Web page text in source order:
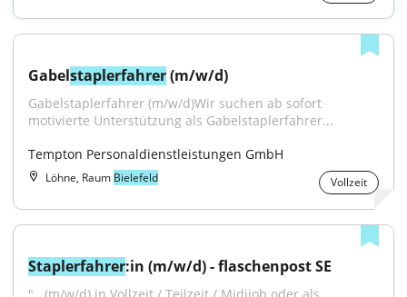
Gabelstaplerfahrer (m/w/d)
Gabelstaplerfahrer (m/w/d)Wir suchen ab sofort
motivierte Unterstützung als Gabelstaplerfahrer...
Tempton Personaldienstleistungen GmbH
Löhne, Raum Bielefeld Vollzeit
Staplerfahrer:in (m/w/d) - flaschenpost SE